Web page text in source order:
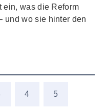
ein, was die Reform
und wo sie hinter den
4 5